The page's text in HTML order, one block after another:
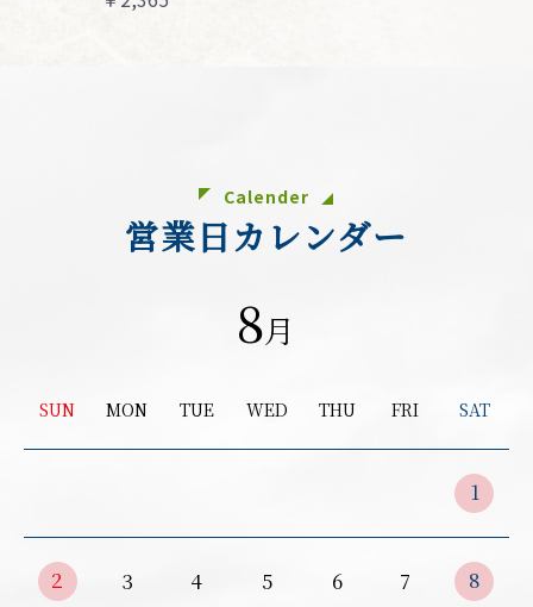
Calender
営業日カレンダー
8月
SUN MON TUE WED THU FRI SAT
1
2 3 4 5 6 7 8